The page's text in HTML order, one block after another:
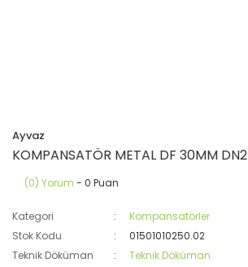
Ayvaz
KOMPANSATÖR METAL DF 30MM
(0) Yorum - 0 Puan
Kategori
Kompansatörler
Stok Kodu
01501010250.02
Teknik Döküman
Teknik Döküman